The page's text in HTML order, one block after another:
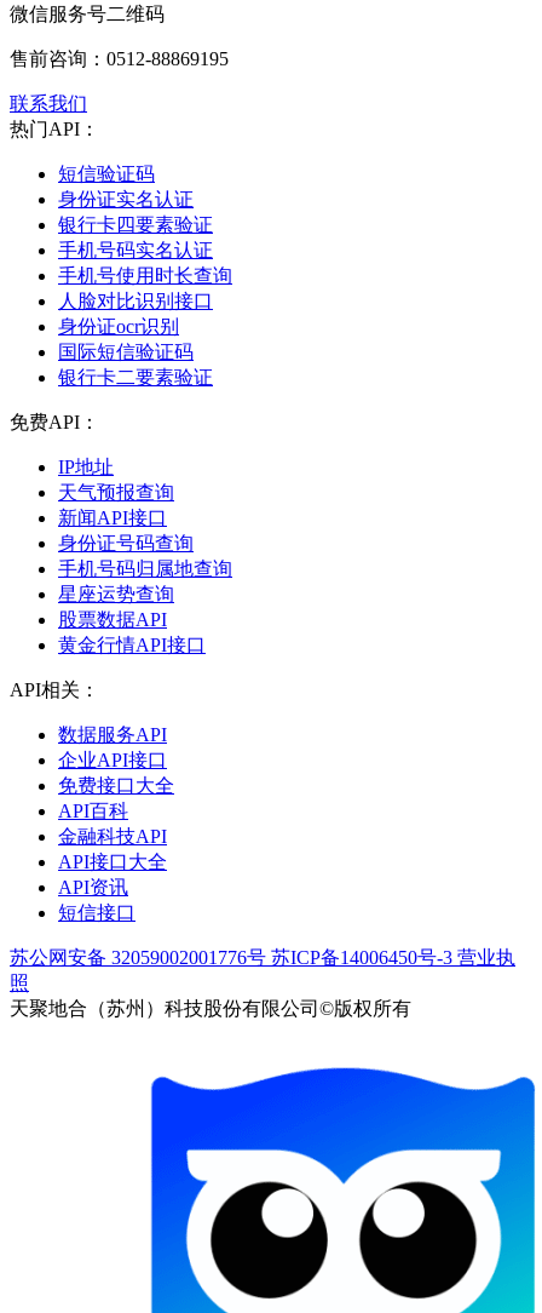
微信服务号二维码
售前咨询： 0512-88869195
联系我们
热门API：
短信验证码
身份证实名认证
银行卡四要素验证
手机号码实名认证
手机号使用时长查询
人脸对比识别接口
身份证ocr识别
国际短信验证码
银行卡二要素验证
免费API：
IP地址
天气预报查询
新闻API接口
身份证号码查询
手机号码归属地查询
星座运势查询
股票数据API
黄金行情API接口
API相关：
数据服务API
企业API接口
免费接口大全
API百科
金融科技API
API接口大全
API资讯
短信接口
苏公网安备 32059002001776号 苏ICP备14006450号-3 营业执
照
天聚地合（苏州）科技股份有限公司©版权所有